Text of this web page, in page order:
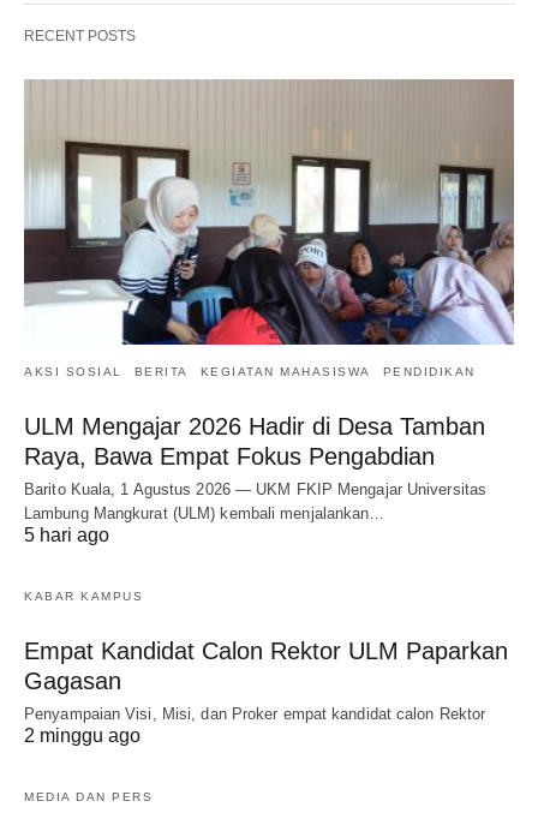
RECENT POSTS
AKSI SOSIAL BERITA KEGIATAN MAHASISWA PENDIDIKAN
ULM Mengajar 2026 Hadir di Desa Tamban
Raya, Bawa Empat Fokus Pengabdian
Barito Kuala, 1 Agustus 2026 — UKM FKIP Mengajar Universitas
Lambung Mangkurat (ULM) kembali menjalankan…
5 hari ago
KABAR KAMPUS
Empat Kandidat Calon Rektor ULM Paparkan
Gagasan
Penyampaian Visi, Misi, dan Proker empat kandidat calon Rektor
2 minggu ago
MEDIA DAN PERS